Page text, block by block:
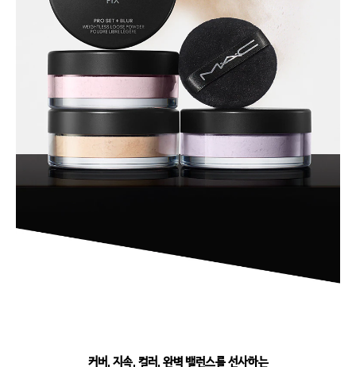
커버. 지속. 컬러. 완벽 밸런스를 선사하는